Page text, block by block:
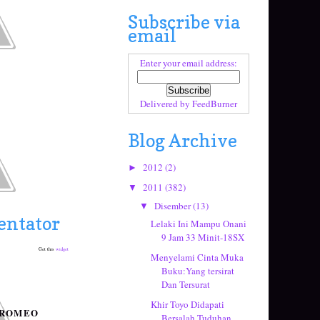
Get this widget
Subscribe via
email
Enter your email address:
Delivered by FeedBurner
Blog Archive
► 2012 (2)
▼ 2011 (382)
▼ Disember(13)
Lelaki Ini Mampu Onani
9 Jam 33 Minit-18SX
Menyelami Cinta Muka
Buku:Yang tersirat
Dan Tersurat
Khir Toyo Didapati